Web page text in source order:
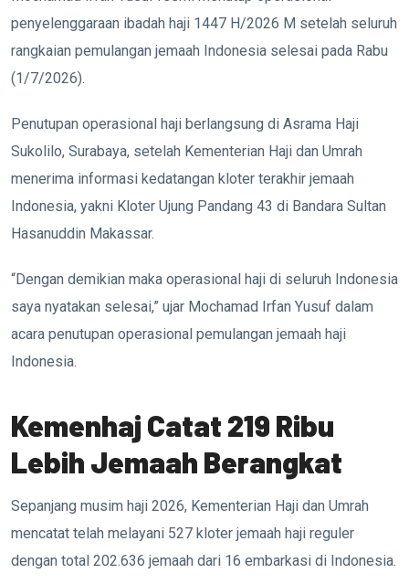
penyelenggaraan ibadah haji 1447 H/2026 M setelah seluruh
rangkaian pemulangan jemaah Indonesia selesai pada Rabu
(1/7/2026).
Penutupan operasional haji berlangsung di Asrama Haji
Sukolilo, Surabaya, setelah Kementerian Haji dan Umrah
menerima informasi kedatangan kloter terakhir jemaah
Indonesia, yakni Kloter Ujung Pandang 43 di Bandara Sultan
Hasanuddin Makassar.
“Dengan demikian maka operasional haji di seluruh Indonesia
saya nyatakan selesai,” ujar Mochamad Irfan Yusuf dalam
acara penutupan operasional pemulangan jemaah haji
Indonesia.
Kemenhaj Catat 219 Ribu
Lebih Jemaah Berangkat
Sepanjang musim haji 2026, Kementerian Haji dan Umrah
mencatat telah melayani 527 kloter jemaah haji reguler
dengan total 202.636 jemaah dari 16 embarkasi di Indonesia.